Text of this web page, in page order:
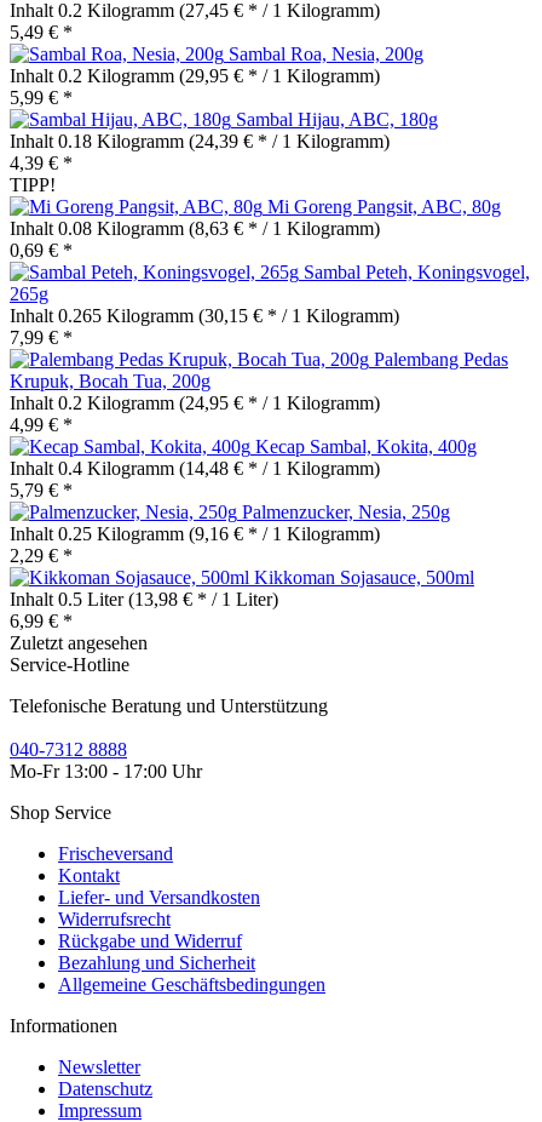
Inhalt 0.2 Kilogramm (27,45 € * / 1 Kilogramm)
5,49 € *
Sambal Roa, Nesia, 200g
Inhalt 0.2 Kilogramm (29,95 € * / 1 Kilogramm)
5,99 € *
Sambal Hijau, ABC, 180g
Inhalt 0.18 Kilogramm (24,39 € * / 1 Kilogramm)
4,39 € *
TIPP!
Mi Goreng Pangsit, ABC, 80g
Inhalt 0.08 Kilogramm (8,63 € * / 1 Kilogramm)
0,69 € *
Sambal Peteh, Koningsvogel,
265g
Inhalt 0.265 Kilogramm (30,15 € * / 1 Kilogramm)
7,99 € *
Palembang Pedas
Krupuk, Bocah Tua, 200g
Inhalt 0.2 Kilogramm (24,95 € * / 1 Kilogramm)
4,99 € *
Kecap Sambal, Kokita, 400g
Inhalt 0.4 Kilogramm (14,48 € * / 1 Kilogramm)
5,79 € *
Palmenzucker, Nesia, 250g
Inhalt 0.25 Kilogramm (9,16 € * / 1 Kilogramm)
2,29 € *
Kikkoman Sojasauce, 500ml
Inhalt 0.5 Liter(13,98 € * / 1 Liter)
6,99 € *
Zuletzt angesehen
Service-Hotline
Telefonische Beratung und Unterstützung
040-7312 8888
Mo-Fr 13:00 - 17:00 Uhr
Shop Service
Frischeversand
Kontakt
Liefer- und Versandkosten
Widerrufsrecht
Rückgabe und Widerruf
Bezahlung und Sicherheit
Allgemeine Geschäftsbedingungen
Informationen
Newsletter
Datenschutz
Impressum